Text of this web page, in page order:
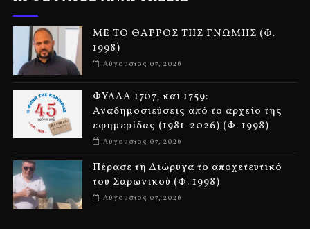
ΜΕ ΤΟ ΘΑΡΡΟΣ ΤΗΣ ΓΝΩΜΗΣ (Φ.
1998)
Αύγουστος 07, 2026
ΦΥΛΛΑ 1707, και 1759:
Αναδημοσιεύσεις από το αρχείο της
εφημερίδας (1981-2026) (Φ. 1998)
Αύγουστος 07, 2026
Πέρασε τη Διώρυγα το αποχετευτικό
του Σαρωνικού (Φ. 1998)
Αύγουστος 07, 2026